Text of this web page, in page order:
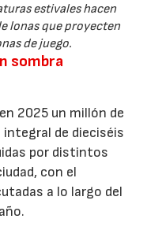
estivales hacen
lonas que proyecten
de juego.
sombra
2025 un millón de
de dieciséis
por distintos
con el
a lo largo del